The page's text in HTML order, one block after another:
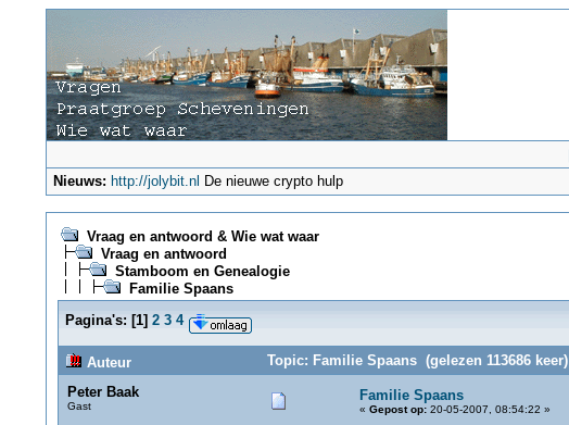
Nieuws: http://jolybit.nl De nieuwe crypto hulp
Vraag en antwoord & Wie wat waar
Vraag en antwoord
Stamboom en Genealogie
Familie Spaans
Pagina's: [1] 2 3 4
Auteur
Topic: Familie Spaans (gelezen 113686 keer)
Peter Baak
Gast
Familie Spaans
« Gepost op:20-05-2007, 08:54:22 »